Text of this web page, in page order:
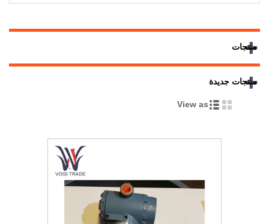
منتجات
منتجات جديدة
View as